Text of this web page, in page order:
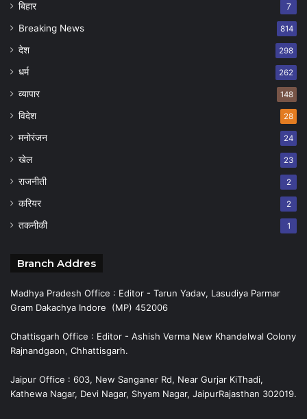
बिहार 7
Breaking News 814
देश 298
धर्म 262
व्यापार 148
विदेश 28
मनोरंजन 24
खेल 23
राजनीती 2
करियर 2
तकनीकी 1
Branch Addres
Madhya Pradesh Office : Editor - Tarun Yadav, Lasudiya Parmar
Gram Dakachya Indore (MP) 452006
Chattisgarh Office : Editor - Ashish Verma New Khandelwal Colony
Rajnandgaon, Chhattisgarh.
Jaipur Office : 603, New Sanganer Rd, Near Gurjar KiThadi,
Kathewa Nagar, Devi Nagar, Shyam Nagar, JaipurRajasthan 302019.